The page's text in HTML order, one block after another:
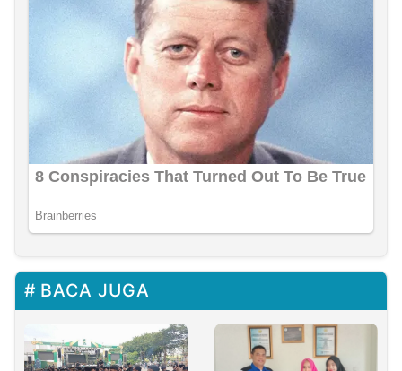
BACA JUGA